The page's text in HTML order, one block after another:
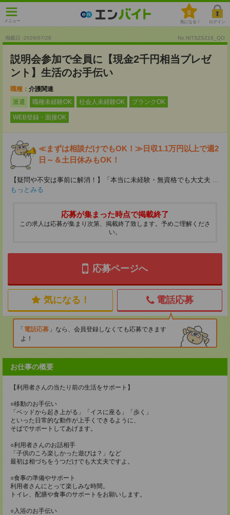
メニュー
0
気になる！ ログイン
掲載日 :2026/07/28 No.NITSZSZ18_QO
説明会参加で全員に【現金2千円相当プレゼ
ント】生活のお手伝い
職種： 介護関連
派遣
職種未経験OK 社会人未経験OK ブランクOK
WEB登録・面接OK
≪まずは相談だけでもOK！≫日収1.1万円以上で週2
日～＆土日休みもOK！
【疑問や不安は事前に解消！】「本当に未経験・無資格でも大丈夫 ...
もっとみる
応募が集まった時点で掲載終了
この求人は応募が集まり次第、掲載終了致します。予めご理解くださ
い。
応募ページへ
気になる！ 電話応募
電話応募
なら、会員登録しなくても応募できます
よ！
お仕事の概要
【利用者さんの当たり前の生活をサポート】
○移動のお手伝い
「ベッドから起き上がる」「イスに座る」「歩く」
といった日常的な動作が上手くできるように、
そばでサポートしてあげます。
○利用者さんのお話相手
「子供のころ楽しかった遊びは？」など
最初は相づちをうつだけでも大丈夫ですよ。
○食事の準備やサポート
利用者さんにとって楽しみな時間。
トイレ、配膳や食事のサポートをお願いします。
○入浴のお手伝い